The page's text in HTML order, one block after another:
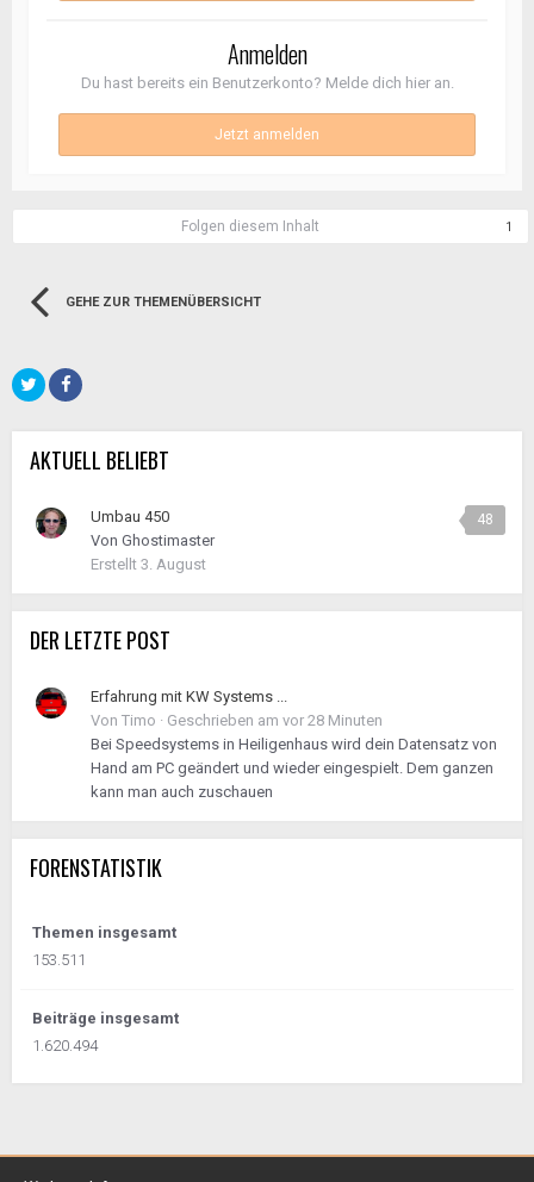
Anmelden
Du hast bereits ein Benutzerkonto? Melde dich hier an.
Jetzt anmelden
Folgen diesem Inhalt 1
GEHE ZUR THEMENÜBERSICHT
AKTUELL BELIEBT
48
Umbau 450
Von Ghostimaster
Erstellt 3. August
DER LETZTE POST
Erfahrung mit KW Systems ...
Von Timo · Geschrieben am vor 28 Minuten
Bei Speedsystems in Heiligenhaus wird dein Datensatz von
Hand am PC geändert und wieder eingespielt. Dem ganzen
kann man auch zuschauen
FORENSTATISTIK
Themen insgesamt
153.511
Beiträge insgesamt
1.620.494